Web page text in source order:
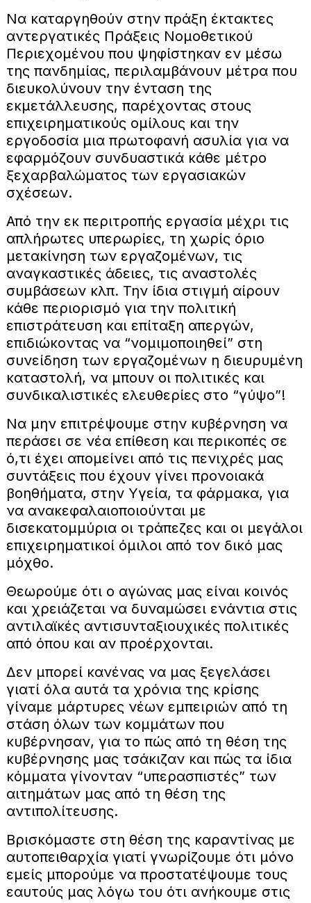
Να καταργηθούν στην πράξη έκτακτες
αντεργατικές Πράξεις Νομοθετικού
Περιεχομένου που ψηφίστηκαν εν μέσω
της πανδημίας, περιλαμβάνουν μέτρα που
διευκολύνουν την ένταση της
εκμετάλλευσης, παρέχοντας στους
επιχειρηματικούς ομίλους και την
εργοδοσία μια πρωτοφανή ασυλία για να
εφαρμόζουν συνδυαστικά κάθε μέτρο
ξεχαρβαλώματος των εργασιακών
σχέσεων.
Από την εκ περιτροπής εργασία μέχρι τις
απλήρωτες υπερωρίες, τη χωρίς όριο
μετακίνηση των εργαζομένων, τις
αναγκαστικές άδειες, τις αναστολές
συμβάσεων κλπ. Την ίδια στιγμή αίρουν
κάθε περιορισμό για την πολιτική
επιστράτευση και επίταξη απεργών,
επιδιώκοντας να “νομιμοποιηθεί” στη
συνείδηση των εργαζομένων η διευρυμένη
καταστολή, να μπουν οι πολιτικές και
συνδικαλιστικές ελευθερίες στο “γύψο”!
Να μην επιτρέψουμε στην κυβέρνηση να
περάσει σε νέα επίθεση και περικοπές σε
ό,τι έχει απομείνει από τις πενιχρές μας
συντάξεις που έχουν γίνει προνοιακά
βοηθήματα, στην Υγεία, τα φάρμακα, για
να ανακεφαλαιοποιούνται με
δισεκατομμύρια οι τράπεζες και οι μεγάλοι
επιχειρηματικοί όμιλοι από τον δικό μας
μόχθο.
Θεωρούμε ότι ο αγώνας μας είναι κοινός
και χρειάζεται να δυναμώσει ενάντια στις
αντιλαϊκές αντισυνταξιουχικές πολιτικές
από όπου και αν προέρχονται.
Δεν μπορεί κανένας να μας ξεγελάσει
γιατί όλα αυτά τα χρόνια της κρίσης
γίναμε μάρτυρες νέων εμπειριών από τη
στάση όλων των κομμάτων που
κυβέρνησαν, για το πώς από τη θέση της
κυβέρνησης μας τσάκιζαν και πώς τα ίδια
κόμματα γίνονταν “υπερασπιστές” των
αιτημάτων μας από τη θέση της
αντιπολίτευσης.
Βρισκόμαστε στη θέση της καραντίνας με
αυτοπειθαρχία γιατί γνωρίζουμε ότι μόνο
εμείς μπορούμε να προστατέψουμε τους
εαυτούς μας λόγω του ότι ανήκουμε στις